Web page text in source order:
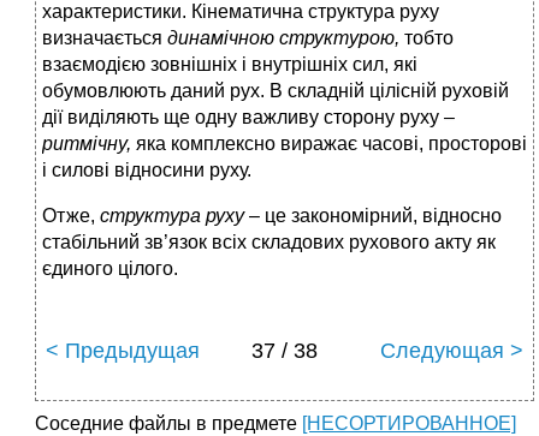
характеристики. Кінематична структура руху
визначається динамічною структурою, тобто
взаємодією зовнішніх і внутрішніх сил, які
обумовлюють даний рух. В складній цілісній руховій
дії виділяють ще одну важливу сторону руху –
ритмічну, яка комплексно виражає часові, просторові
і силові відносини руху.
Отже, структура руху– це закономірний, відносно
стабільний зв’язок всіх складових рухового акту як
єдиного цілого.
< Предыдущая 37 / 38 Следующая >
Соседние файлы в предмете [НЕСОРТИРОВАННОЕ]